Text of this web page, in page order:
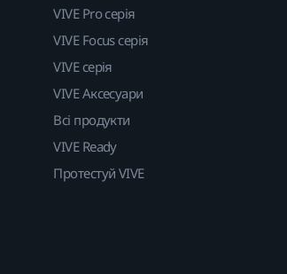
VIVE Pro серія
VIVE Focus серія
VIVE серія
VIVE Аксесуари
Всі продукти
VIVE Ready
Протестуй VIVE